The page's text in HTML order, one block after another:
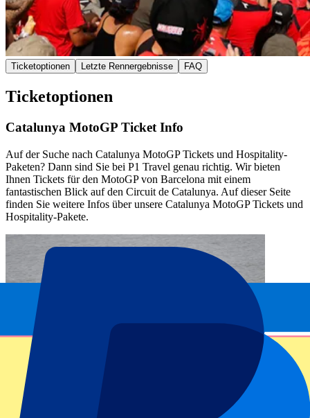
Ticketoptionen Letzte Rennergebnisse FAQ
Ticketoptionen
Catalunya MotoGP Ticket Info
Auf der Suche nach Catalunya MotoGP Tickets und Hospitality-
Paketen? Dann sind Sie bei P1 Travel genau richtig. Wir bieten
Ihnen Tickets für den MotoGP von Barcelona mit einem
fantastischen Blick auf den Circuit de Catalunya. Auf dieser Seite
finden Sie weitere Infos über unsere Catalunya MotoGP Tickets und
Hospitality-Pakete.
Letzte Rennergebnisse